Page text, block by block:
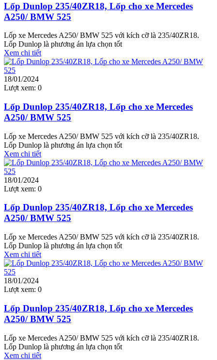
Lốp Dunlop 235/40ZR18, Lốp cho xe Mercedes
A250/ BMW 525
Lốp xe Mercedes A250/ BMW 525 với kích cỡ là 235/40ZR18.
Lốp Dunlop là phương án lựa chọn tốt
Xem chi tiết
18/01/2024
Lượt xem: 0
Lốp Dunlop 235/40ZR18, Lốp cho xe Mercedes
A250/ BMW 525
Lốp xe Mercedes A250/ BMW 525 với kích cỡ là 235/40ZR18.
Lốp Dunlop là phương án lựa chọn tốt
Xem chi tiết
18/01/2024
Lượt xem: 0
Lốp Dunlop 235/40ZR18, Lốp cho xe Mercedes
A250/ BMW 525
Lốp xe Mercedes A250/ BMW 525 với kích cỡ là 235/40ZR18.
Lốp Dunlop là phương án lựa chọn tốt
Xem chi tiết
18/01/2024
Lượt xem: 0
Lốp Dunlop 235/40ZR18, Lốp cho xe Mercedes
A250/ BMW 525
Lốp xe Mercedes A250/ BMW 525 với kích cỡ là 235/40ZR18.
Lốp Dunlop là phương án lựa chọn tốt
Xem chi tiết